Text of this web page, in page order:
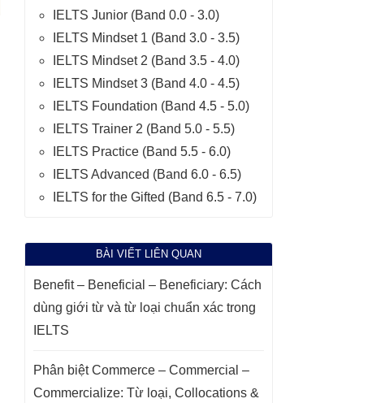
IELTS Junior (Band 0.0 - 3.0)
IELTS Mindset 1 (Band 3.0 - 3.5)
IELTS Mindset 2 (Band 3.5 - 4.0)
IELTS Mindset 3 (Band 4.0 - 4.5)
IELTS Foundation (Band 4.5 - 5.0)
IELTS Trainer 2 (Band 5.0 - 5.5)
IELTS Practice (Band 5.5 - 6.0)
IELTS Advanced (Band 6.0 - 6.5)
IELTS for the Gifted (Band 6.5 - 7.0)
BÀI VIẾT LIÊN QUAN
Benefit – Beneficial – Beneficiary: Cách
dùng giới từ và từ loại chuẩn xác trong
IELTS
Phân biệt Commerce – Commercial –
Commercialize: Từ loại, Collocations &